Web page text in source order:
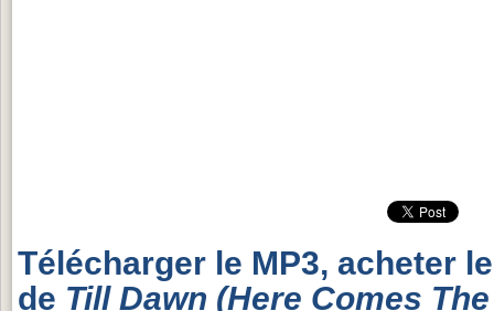
Télécharger le MP3, acheter
de Till Dawn (Here Comes